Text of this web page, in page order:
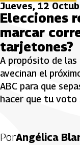
Jueves, 12
Elecciones
marcar
tarjetones?
A propósito de
avecinan el
ABC para que
hacer que tu
PorAngélica